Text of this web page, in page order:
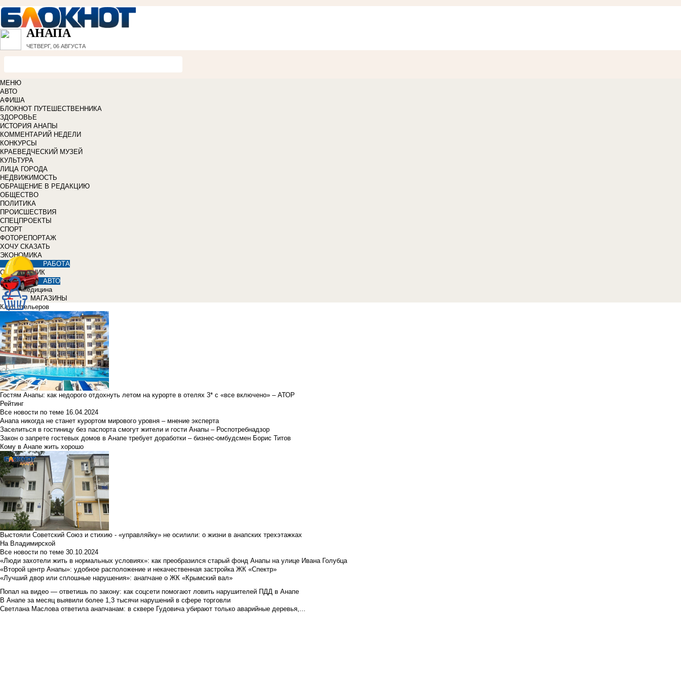
АНАПА
ЧЕТВЕРГ, 06 АВГУСТА
МЕНЮ
АВТО
АФИША
БЛОКНОТ ПУТЕШЕСТВЕННИКА
ЗДОРОВЬЕ
ИСТОРИЯ АНАПЫ
КОММЕНТАРИЙ НЕДЕЛИ
КОНКУРСЫ
КРАЕВЕДЧЕСКИЙ МУЗЕЙ
КУЛЬТУРА
ЛИЦА ГОРОДА
НЕДВИЖИМОСТЬ
ОБРАЩЕНИЕ В РЕДАКЦИЮ
ОБЩЕСТВО
ПОЛИТИКА
ПРОИСШЕСТВИЯ
СПЕЦПРОЕКТЫ
СПОРТ
ФОТОРЕПОРТАЖ
ХОЧУ СКАЗАТЬ
ЭКОНОМИКА
РАБОТА
СПРАВОЧНИК
АВТО
Медицина
МАГАЗИНЫ
Клуб отельеров
Гостям Анапы: как недорого отдохнуть летом на курорте в отелях 3* с «все включено» – АТОР
Рейтинг
Все новости по теме 16.04.2024
Анапа никогда не станет курортом мирового уровня – мнение эксперта
Заселиться в гостиницу без паспорта смогут жители и гости Анапы – Роспотребнадзор
Закон о запрете гостевых домов в Анапе требует доработки – бизнес-омбудсмен Борис Титов
Кому в Анапе жить хорошо
Выстояли Советский Союз и стихию - «управляйку» не осилили: о жизни в анапских трехэтажках
На Владимирской
Все новости по теме 30.10.2024
«Люди захотели жить в нормальных условиях»: как преобразился старый фонд Анапы на улице Ивана Голубца
«Второй центр Анапы»: удобное расположение и некачественная застройка ЖК «Спектр»
«Лучший двор или сплошные нарушения»: анапчане о ЖК «Крымский вал»
Попал на видео — ответишь по закону: как соцсети помогают ловить нарушителей ПДД в Анапе
В Анапе за месяц выявили более 1,3 тысячи нарушений в сфере торговли
Светлана Маслова ответила анапчанам: в сквере Гудовича убирают только аварийные деревья,...